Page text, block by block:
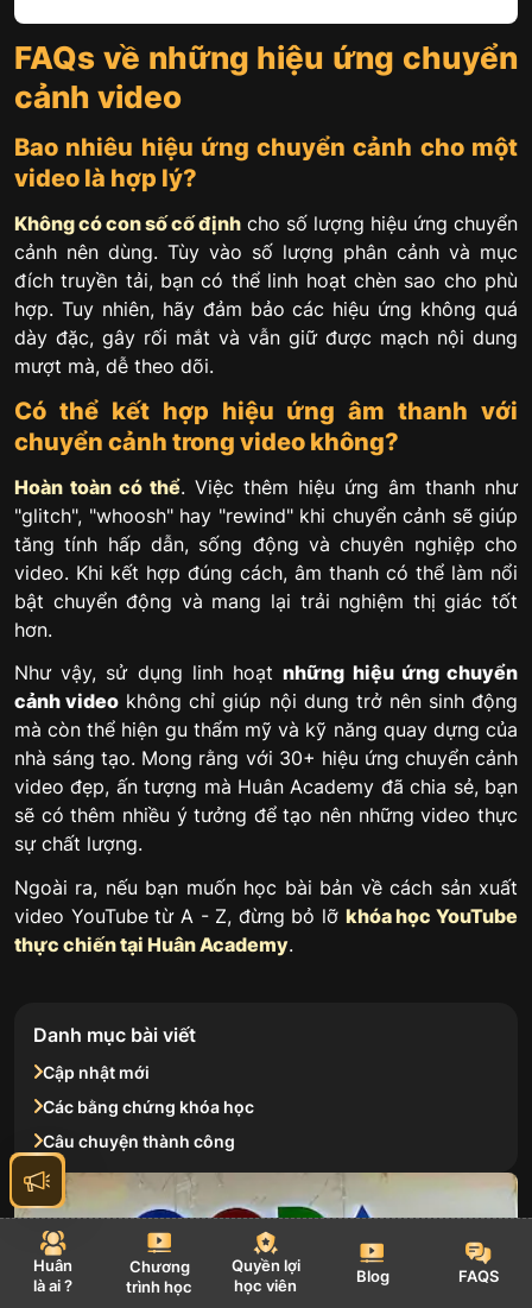
Huân
là ai ?
Chương
trình học
Quyền lợi
học viên
Blog FAQS
FAQs về những hiệu ứng chuyển
cảnh video
Bao nhiêu hiệu ứng chuyển cảnh cho một
video là hợp lý?
Không có con số cố định cho số lượng hiệu ứng chuyển
cảnh nên dùng. Tùy vào số lượng phân cảnh và mục
đích truyền tải, bạn có thể linh hoạt chèn sao cho phù
hợp. Tuy nhiên, hãy đảm bảo các hiệu ứng không quá
dày đặc, gây rối mắt và vẫn giữ được mạch nội dung
mượt mà, dễ theo dõi.
Có thể kết hợp hiệu ứng âm thanh với
chuyển cảnh trong video không?
Hoàn toàn có thể. Việc thêm hiệu ứng âm thanh như
"glitch", "whoosh" hay "rewind" khi chuyển cảnh sẽ giúp
tăng tính hấp dẫn, sống động và chuyên nghiệp cho
video. Khi kết hợp đúng cách, âm thanh có thể làm nổi
bật chuyển động và mang lại trải nghiệm thị giác tốt
hơn.
Như vậy, sử dụng linh hoạtnhững hiệu ứng chuyển
cảnh video không chỉ giúp nội dung trở nên sinh động
mà còn thể hiện gu thẩm mỹ và kỹ năng quay dựng của
nhà sáng tạo. Mong rằng với 30+ hiệu ứng chuyển cảnh
video đẹp, ấn tượng mà Huân Academy đã chia sẻ, bạn
sẽ có thêm nhiều ý tưởng để tạo nên những video thực
sự chất lượng.
Ngoài ra, nếu bạn muốn học bài bản về cách sản xuất
video YouTube từ A - Z, đừng bỏ lỡ khóa học YouTube
thực chiến tại Huân Academy.
Danh mục bài viết
Cập nhật mới
Các bằng chứng khóa học
Câu chuyện thành công